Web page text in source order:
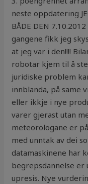
neste oppdatering
BÅDE DEN
gangene fikk jeg
at jeg var i den!!!!
robotar kjem til å
juridiske problem
innblanda, på same
eller ikkje i nye
varer gjerast utan
meteorologane er
med unntak av dei
datamaskinene har
begrepsdannelse
upresis. Nye